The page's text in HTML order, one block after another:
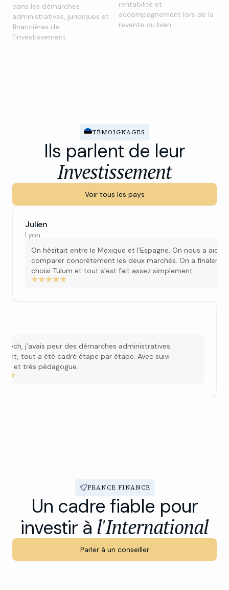
dans les démarches
administratives, juridiques et
financières de
l’investissement.
rentabilité et
accompagnement lors de la
revente du bien.
TÉMOIGNAGES
Ils parlent de leur
Investissement
Voir tous les pays
Julien
Lyon
On hésitait entre le Mexique et l’Espagne. On nous a aidés
comparer concrètement les deux marchés. On a
choisi Tulum et tout s’est fait assez simplement.
j’avais peur des démarches administratives.
tout a été cadré étape par étape. Avec suivi
et très pédagogue.
FRANCE FINANCE
Un cadre fiable pour
investir à l'International
Parler à un conseiller